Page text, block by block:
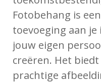
Fotobehang is
toevoeging aan
jouw eigen
creëren. Het
prachtige